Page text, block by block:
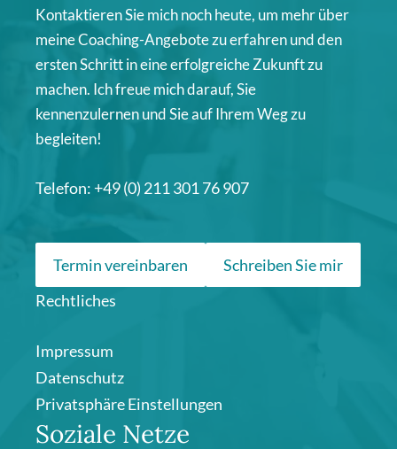
Kontaktieren Sie mich noch heute, um mehr über
meine Coaching-Angebote zu erfahren und den
ersten Schritt in eine erfolgreiche Zukunft zu
machen. Ich freue mich darauf, Sie
kennenzulernen und Sie auf Ihrem Weg zu
begleiten!
Telefon: +49 (0) 211 301 76 907
Termin vereinbaren
Schreiben Sie mir
Rechtliches
Impressum
Datenschutz
Privatsphäre Einstellungen
Soziale Netze